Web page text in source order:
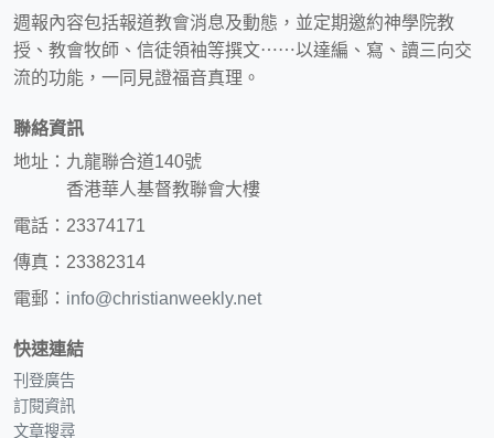
週報內容包括報道教會消息及動態，並定期邀約神學院教
授、教會牧師、信徒領袖等撰文⋯⋯以達編、寫、讀三向交
流的功能，一同見證福音真理。
聯絡資訊
地址：九龍聯合道140號
香港華人基督教聯會大樓
電話：23374171
傳真：23382314
電郵： info@christianweekly.net
快速連結
刊登廣告
訂閱資訊
文章搜尋